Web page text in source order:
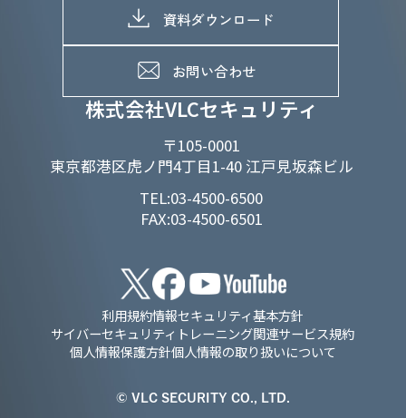
株式会社VLCセキュリティ
〒105-0001
東京都港区虎ノ門4丁目1-40 江戸見坂森ビル
TEL:03-4500-6500
FAX:03-4500-6501
よくあるご質問
D&Iの取り組み
メッセージ
メンバーインタビュー
資料ダウンロード
お問い合わせ
利用規約情報セキュリティ基本方針
サイバーセキュリティトレーニング関連サービス規約
個人情報保護方針個人情報の取り扱いについて
© VLC SECURITY CO., LTD.